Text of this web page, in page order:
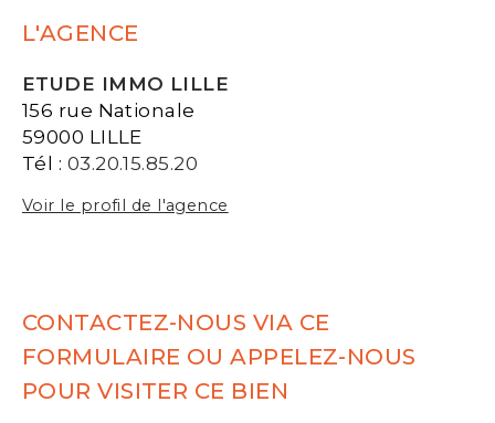
L'AGENCE
ETUDE IMMO LILLE
156 rue Nationale
59000 LILLE
Tél : 03.20.15.85.20
Voir le profil de l'agence
CONTACTEZ-NOUS VIA CE
FORMULAIRE OU APPELEZ-NOUS
POUR VISITER CE BIEN